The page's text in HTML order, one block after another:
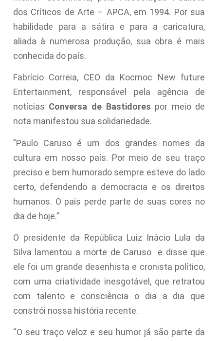
dos Críticos de Arte – APCA, em 1994. Por sua
habilidade para a sátira e para a caricatura,
aliada à numerosa produção, sua obra é mais
conhecida do país.
Fabrício Correia, CEO da Kocmoc New future
Entertainment, responsável pela agência de
notícias Conversa de Bastidores por meio de
nota manifestou sua solidariedade.
”Paulo Caruso é um dos grandes nomes da
cultura em nosso país. Por meio de seu traço
preciso e bem humorado sempre esteve do lado
certo, defendendo a democracia e os direitos
humanos. O país perde parte de suas cores no
dia de hoje.”
O presidente da República Luiz Inácio Lula da
Silva lamentou a morte de Caruso e disse que
ele foi um grande desenhista e cronista político,
com uma criatividade inesgotável, que retratou
com talento e consciência o dia a dia que
constrói nossa história recente.
“O seu traço veloz e seu humor já são parte da